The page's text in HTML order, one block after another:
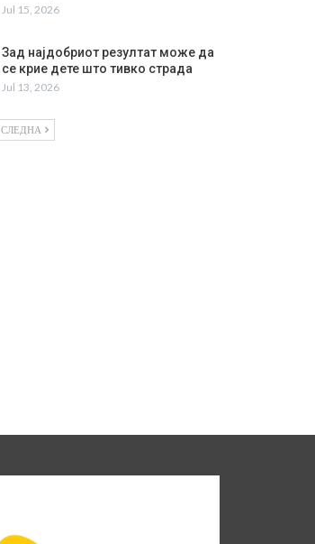
Jul 15, 2026
Зад најдобриот резултат може да
се крие дете што тивко страда
Jul 13, 2026
СЛЕДНА